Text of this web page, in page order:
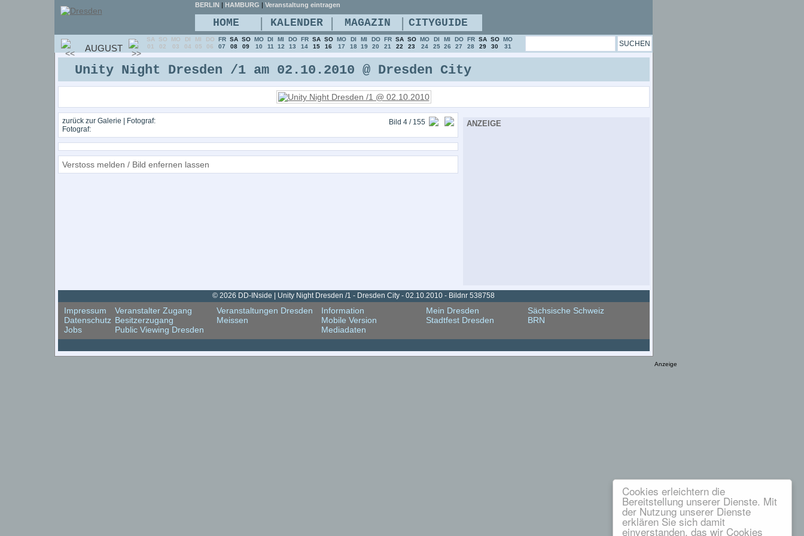
Cookies erleichtern die
Bereitstellung unserer Dienste. Mit
der Nutzung unserer Dienste
erklären Sie sich damit
einverstanden, das wir Cookies
Unity Night Dresden /1 am 02.10.2010 @ Dresden City
zurück zur Galerie | Fotograf:
Fotograf:
Bild 4 / 155
Verstoss melden / Bild enfernen lassen
ANZEIGE
© 2026 DD-INside | Unity Night Dresden /1 - Dresden City - 02.10.2010 - Bildnr 538758
Impressum
Datenschutz
Jobs
Veranstalter Zugang
Besitzerzugang
Public Viewing Dresden
Veranstaltungen Dresden
Meissen
Information
Mobile Version
Mediadaten
Mein Dresden
Stadtfest Dresden
Sächsische Schweiz
BRN
BERLIN | HAMBURG | Veranstaltung eintragen
HOME | KALENDER | MAGAZIN | CITYGUIDE
AUGUST
SA
01
SO
02
MO
03
DI
04
MI
05
DO
06
FR
07
SA
08
SO
09
MO
10
DI
11
MI
12
DO
13
FR
14
SA
15
SO
16
MO
17
DI
18
MI
19
DO
20
FR
21
SA
22
SO
23
MO
24
DI
25
MI
26
DO
27
FR
28
SA
29
SO
30
MO
31
Anzeige